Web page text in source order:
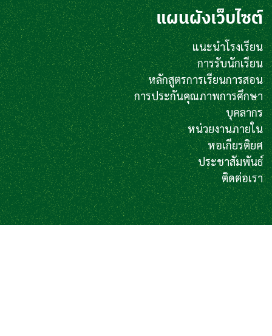
แผนผังเว็บไซต์
แนะนำโรงเรียน
การรับนักเรียน
หลักสูตรการเรียนการสอน
การประกันคุณภาพการศึกษา
บุคลากร
หน่วยงานภายใน
หอเกียรติยศ
ประชาสัมพันธ์
ติดต่อเรา